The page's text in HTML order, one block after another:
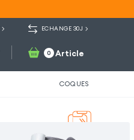
ECHANGE 30J
0 Article
COQUES